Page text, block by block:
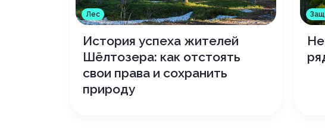
Лес
История успеха жителей
Шёлтозера: как отстоять
свои права и сохранить
природу